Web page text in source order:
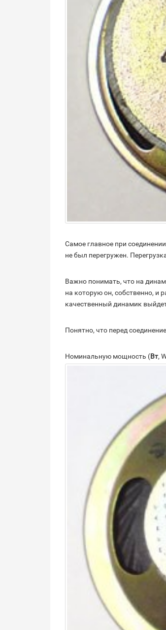
Самое главное при
не был перегружен.
Важно понимать, что на
на которую он, собственно, и
качественный динамик
Понятно, что перед
Номинальную мощность (Вт,